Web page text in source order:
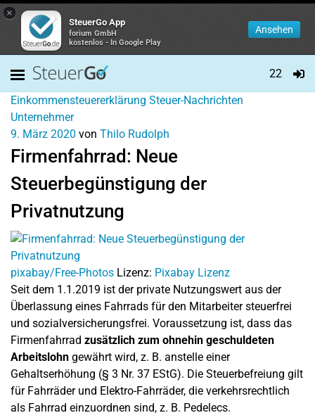
×
SteuerGo App
forium GmbH
kostenlos - In Google Play
Ansehen
22
Einkommensteuererklärung Steuer-Nachrichten
Unternehmer
9. März 2020 von Thilo Rudolph
Firmenfahrrad: Neue
Steuerbegünstigung der
Privatnutzung
pixabay/Free-Photos Lizenz: Pixabay Lizenz
Seit dem 1.1.2019 ist der private Nutzungswert aus der
Überlassung eines Fahrrads für den Mitarbeiter steuerfrei
und sozialversicherungsfrei. Voraussetzung ist, dass das
Firmenfahrrad zusätzlich zum ohnehin geschuldeten
Arbeitslohn gewährt wird, z. B. anstelle einer
Gehaltserhöhung (§ 3 Nr. 37 EStG). Die Steuerbefreiung gilt
für Fahrräder und Elektro-Fahrräder, die verkehrsrechtlich
als Fahrrad einzuordnen sind, z. B. Pedelecs.